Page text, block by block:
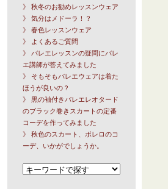
》 秋冬のお勧めレッスンウェア
》 気分はメドーラ！？
》 春色レッスンウェア
》 よくあるご質問
》 バレエレッスンの疑問にバレ
エ講師が答えてみました
》 そもそもバレエウェアは着た
ほうが良いの？
》 黒の袖付きバレエレオタード
のブラック巻きスカートの定番
コーデを作ってみました
》 秋色のスカート、ボレロのコ
ーデ、いかがでしょうか。